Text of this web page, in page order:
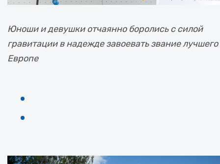
Юноши и девушки отчаянно боролись с силой
гравитации в надежде завоевать звание лучшего
Европе